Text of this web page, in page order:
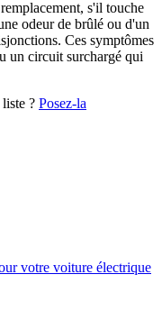
s'il touche
odeur de brûlé ou d'un
Ces symptômes
un circuit surchargé qui
? Posez-la
votre voiture électrique